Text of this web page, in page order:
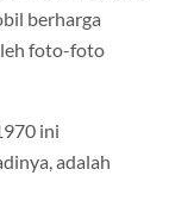
berharga
foto-foto
ini
adalah